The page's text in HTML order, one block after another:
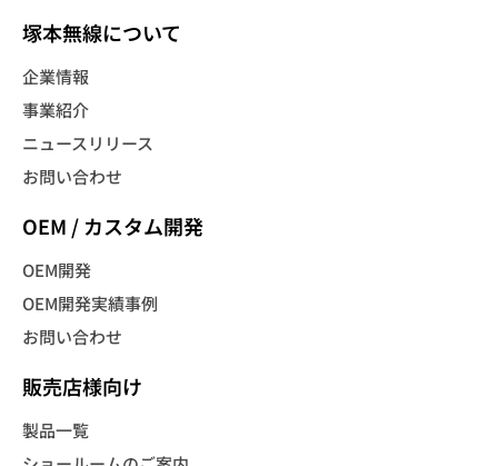
塚本無線について
企業情報
事業紹介
ニュースリリース
お問い合わせ
OEM / カスタム開発
OEM開発
OEM開発実績事例
お問い合わせ
販売店様向け
製品一覧